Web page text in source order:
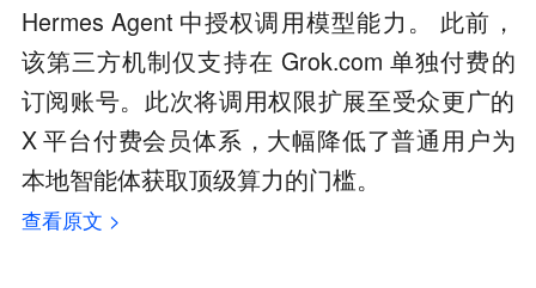
Hermes Agent 中授权调用模型能力。 此前，
该第三方机制仅支持在 Grok.com 单独付费的
订阅账号。此次将调用权限扩展至受众更广的
X 平台付费会员体系，大幅降低了普通用户为
本地智能体获取顶级算力的门槛。
查看原文 >